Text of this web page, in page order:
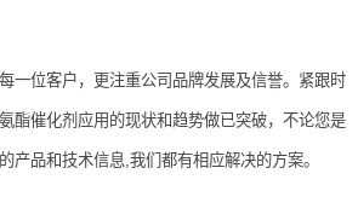
一位客户，更注重公司品牌发展及信誉。紧跟时
酯催化剂应用的现状和趋势做已突破，不论您是
产品和技术信息,我们都有相应解决的方案。